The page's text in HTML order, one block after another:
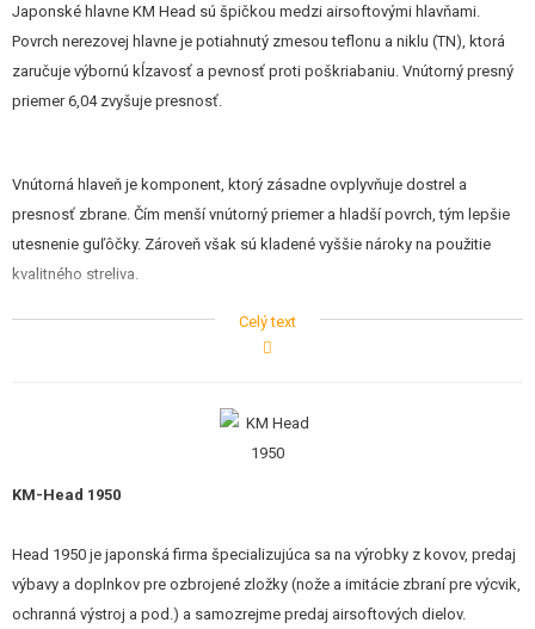
ZĽAVY, AKCIE
KONTAKT
Japonské hlavne KM Head sú špičkou medzi airsoftovými hlavňami.
Povrch nerezovej hlavne je potiahnutý zmesou teflonu a niklu (TN), ktorá
zaručuje výbornú kĺzavosť a pevnosť proti poškriabaniu. Vnútorný presný
priemer 6,04 zvyšuje presnosť.
Vnútorná hlaveň je komponent, ktorý zásadne ovplyvňuje dostrel a
presnosť zbrane. Čím menší vnútorný priemer a hladší povrch, tým lepšie
utesnenie guľôčky. Zároveň však sú kladené vyššie nároky na použitie
kvalitného streliva.
Tieto hlavne majú podľa našich skúseností pozitívny vplyv na výkon
Celý text
KM-Head 1950
Head 1950 je japonská firma špecializujúca sa na výrobky z kovov, predaj
výbavy a doplnkov pre ozbrojené zložky (nože a imitácie zbraní pre výcvik,
ochranná výstroj a pod.) a samozrejme predaj airsoftových dielov.